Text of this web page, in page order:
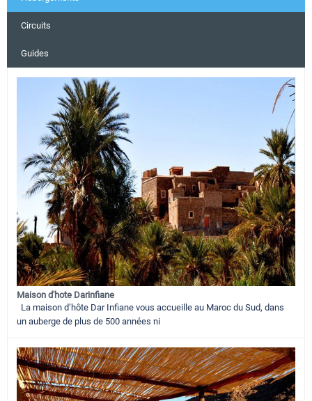
Circuits
Guides
Maison d'hote Darinfiane
La maison d’hôte Dar Infiane vous accueille au Maroc du Sud, dans
un auberge de plus de 500 années ni